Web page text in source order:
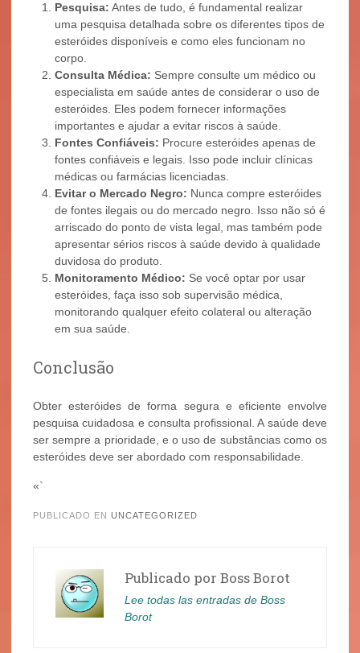
Pesquisa: Antes de tudo, é fundamental realizar
uma pesquisa detalhada sobre os diferentes tipos de
esteróides disponíveis e como eles funcionam no
corpo.
Consulta Médica: Sempre consulte um médico ou
especialista em saúde antes de considerar o uso de
esteróides. Eles podem fornecer informações
importantes e ajudar a evitar riscos à saúde.
Fontes Confiáveis: Procure esteróides apenas de
fontes confiáveis e legais. Isso pode incluir clínicas
médicas ou farmácias licenciadas.
Evitar o Mercado Negro: Nunca compre esteróides
de fontes ilegais ou do mercado negro. Isso não só é
arriscado do ponto de vista legal, mas também pode
apresentar sérios riscos à saúde devido à qualidade
duvidosa do produto.
Monitoramento Médico: Se você optar por usar
esteróides, faça isso sob supervisão médica,
monitorando qualquer efeito colateral ou alteração
em sua saúde.
Conclusão
Obter esteróides de forma segura e eficiente envolve
pesquisa cuidadosa e consulta profissional. A saúde deve
ser sempre a prioridade, e o uso de substâncias como os
esteróides deve ser abordado com responsabilidade.
«`
PUBLICADO EN UNCATEGORIZED
Publicado por Boss Borot
Lee todas las entradas de Boss
Borot